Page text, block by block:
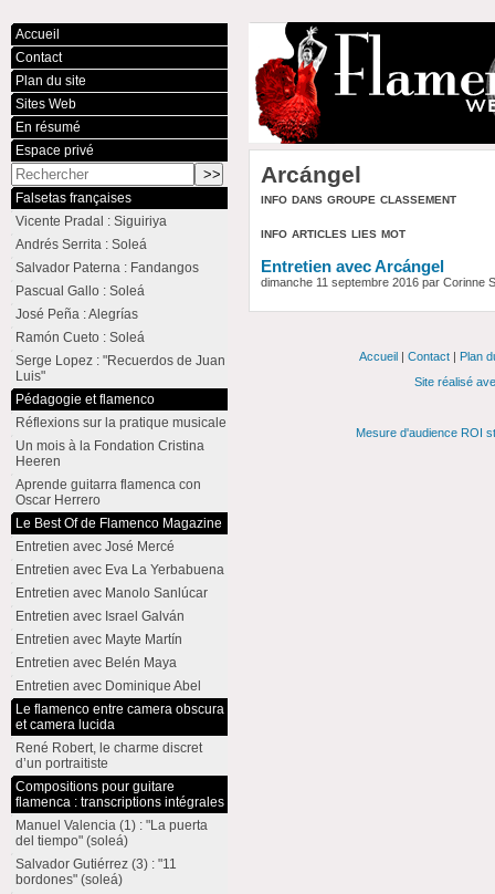
Arcángel
info dans groupe classement
info articles lies mot
Entretien avec Arcángel
dimanche 11 septembre 2016 par Corinne
Accueil
Contact
Plan du site
Sites Web
En résumé
Espace privé
Falsetas françaises
Vicente Pradal : Siguiriya
Andrés Serrita : Soleá
Salvador Paterna : Fandangos
Pascual Gallo : Soleá
José Peña : Alegrías
Ramón Cueto : Soleá
Serge Lopez : "Recuerdos de Juan
Luis"
Pédagogie et flamenco
Réflexions sur la pratique musicale
Un mois à la Fondation Cristina
Heeren
Aprende guitarra flamenca con
Oscar Herrero
Le Best Of de Flamenco Magazine
Entretien avec José Mercé
Entretien avec Eva La Yerbabuena
Entretien avec Manolo Sanlúcar
Entretien avec Israel Galván
Entretien avec Mayte Martín
Entretien avec Belén Maya
Entretien avec Dominique Abel
Le flamenco entre camera obscura
et camera lucida
René Robert, le charme discret
d’un portraitiste
Compositions pour guitare
flamenca : transcriptions intégrales
Manuel Valencia (1) : "La puerta
del tiempo" (soleá)
Salvador Gutiérrez (3) : "11
bordones" (soleá)
Accueil| Contact| Plan
Site réalisé
Mesure d'audience ROI